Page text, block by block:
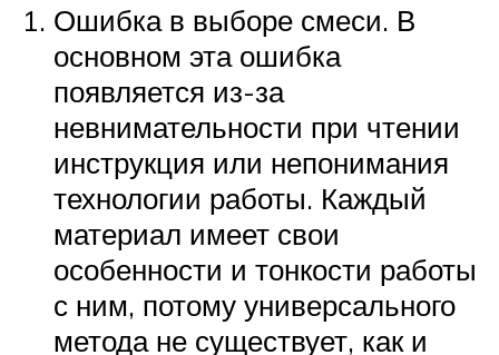
Ошибка в выборе смеси. В
основном эта ошибка
появляется из-за
невнимательности при чтении
инструкция или непонимания
технологии работы. Каждый
материал имеет свои
особенности и тонкости работы
с ним, потому универсального
метода не существует, как и